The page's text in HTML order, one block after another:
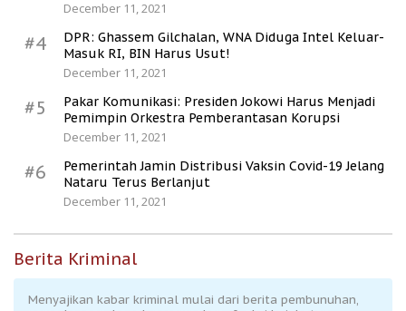
December 11, 2021
#4
DPR: Ghassem Gilchalan, WNA Diduga Intel Keluar-
Masuk RI, BIN Harus Usut!
December 11, 2021
#5
Pakar Komunikasi: Presiden Jokowi Harus Menjadi
Pemimpin Orkestra Pemberantasan Korupsi
December 11, 2021
#6
Pemerintah Jamin Distribusi Vaksin Covid-19 Jelang
Nataru Terus Berlanjut
December 11, 2021
Berita Kriminal
Menyajikan kabar kriminal mulai dari berita pembunuhan,